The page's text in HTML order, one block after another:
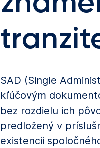
SAD (Single
kľúčovým
bez rozdielu ich
predložený v
existencii